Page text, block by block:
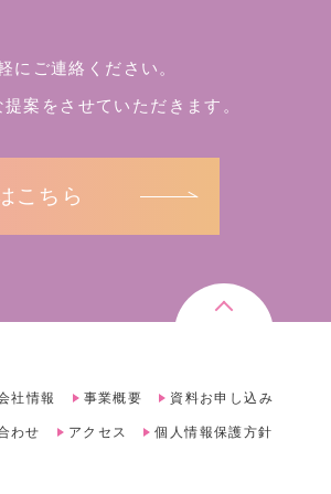
にご連絡ください。
案をさせていただきます。
こちら
社情報 事業概要 資料お申し込み
わせ アクセス 個人情報保護方針